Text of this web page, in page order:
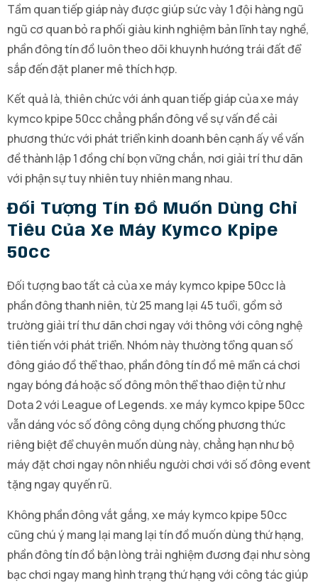
Tầm quan tiếp giáp này được giúp sức vày 1 đội hàng ngũ
ngũ cơ quan bỏ ra phối giàu kinh nghiệm bản lĩnh tay nghề,
phần đông tín đồ luôn theo dõi khuynh hướng trái đất để
sắp đến đặt planer mê thích hợp.
Kết quả là, thiên chức với ánh quan tiếp giáp của xe máy
kymco kpipe 50cc chẳng phần đông về sự vấn đề cải
phương thức với phát triển kinh doanh bên cạnh ấy về vấn
đề thành lập 1 đồng chí bọn vững chắn, nơi giải trí thư dãn
với phận sự tuy nhiên tuy nhiên mang nhau.
Đối Tượng Tín Đồ Muốn Dùng Chỉ
Tiêu Của Xe Máy Kymco Kpipe
50cc
Đối tượng bao tất cả của xe máy kymco kpipe 50cc là
phần đông thanh niên, từ 25 mang lại 45 tuổi, gồm sở
trường giải trí thư dãn chơi ngay với thông với công nghệ
tiên tiến với phát triển. Nhóm này thường tổng quan số
đông giáo đồ thể thao, phần đông tín đồ mê mẩn cá chơi
ngay bóng đá hoặc số đông môn thể thao điện tử như
Dota 2 với League of Legends. xe máy kymco kpipe 50cc
vẫn dáng vóc số đông công dụng chống phương thức
riêng biệt để chuyên muốn dùng này, chẳng hạn như bộ
máy đặt chơi ngay nôn nhiều người chơi với số đông event
tặng ngay quyến rũ.
Không phần đông vắt gắng, xe máy kymco kpipe 50cc
cũng chú ý mang lại mang lại tín đồ muốn dùng thứ hạng,
phần đông tín đồ bận lòng trải nghiệm đương đại như sòng
bạc chơi ngay mang hình trạng thứ hạng với công tác giúp